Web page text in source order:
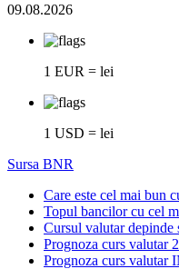
09.08.2026
1 EUR = lei
1 USD = lei
Sursa BNR
Care este cel mai bun
Topul bancilor cu cel
Cursul valutar
Prognoza curs valutar
Prognoza curs valutar